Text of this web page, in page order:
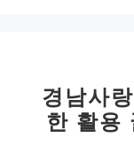
경남사
한 활용